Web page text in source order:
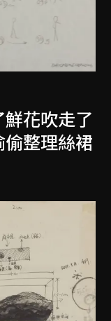
花吹走了
整理絲裙